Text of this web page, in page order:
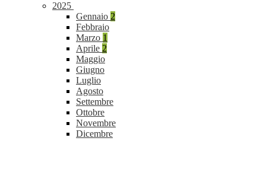
2025
Gennaio 2
Febbraio
Marzo 1
Aprile 2
Maggio
Giugno
Luglio
Agosto
Settembre
Ottobre
Novembre
Dicembre